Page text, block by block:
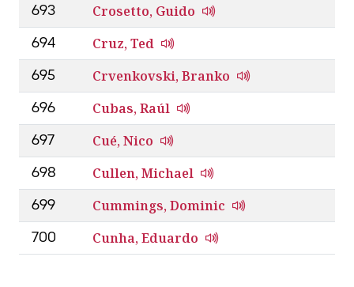
693 Crosetto, Guido
694 Cruz, Ted
695 Crvenkovski, Branko
696 Cubas, Raúl
697 Cué, Nico
698 Cullen, Michael
699 Cummings, Dominic
700 Cunha, Eduardo